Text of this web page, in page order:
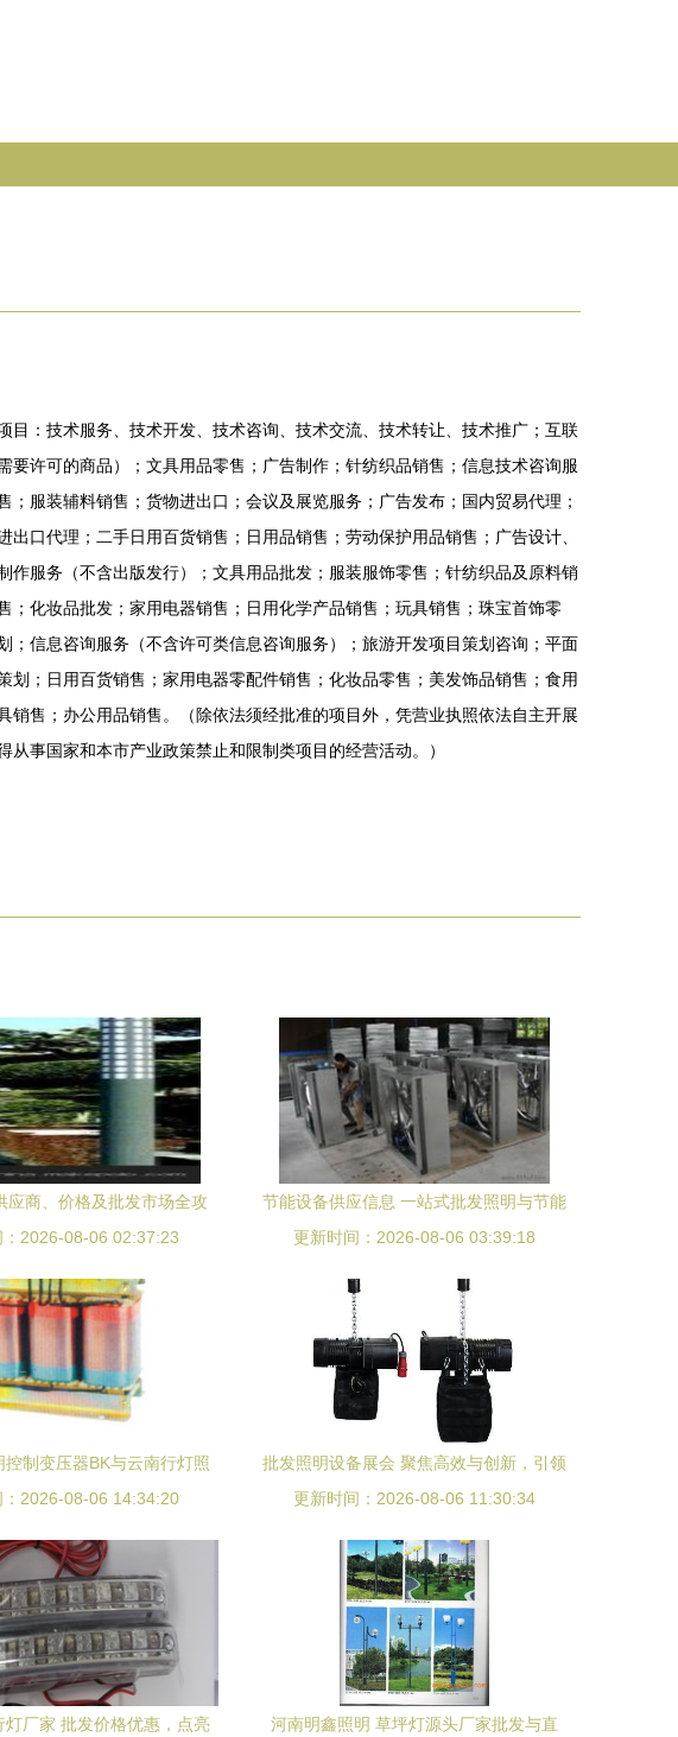
目：技术服务、技术开发、技术咨询、技术交流、技术转让、技术推广；互联
要许可的商品）；文具用品零售；广告制作；针纺织品销售；信息技术咨询服
；服装辅料销售；货物进出口；会议及展览服务；广告发布；国内贸易代理；
出口代理；二手日用百货销售；日用品销售；劳动保护用品销售；广告设计、
作服务（不含出版发行）；文具用品批发；服装服饰零售；针纺织品及原料销
；化妆品批发；家用电器销售；日用化学产品销售；玩具销售；珠宝首饰零
；信息咨询服务（不含许可类信息咨询服务）；旅游开发项目策划咨询；平面
划；日用百货销售；家用电器零配件销售；化妆品零售；美发饰品销售；食用
销售；办公用品销售。（除依法须经批准的项目外，凭营业执照依法自主开展
从事国家和本市产业政策禁止和限制类项目的经营活动。）
应商、价格及批发市场全攻
对渠道，省心又省钱
：2026-08-06 02:37:23
节能设备供应信息 一站式批发照明与节能
产品解决方案
更新时间：2026-08-06 03:39:18
控制变压器BK与云南行灯照
优质选择源于品质保障
：2026-08-06 14:34:20
批发照明设备展会 聚焦高效与创新，引领
行业新趋势
更新时间：2026-08-06 11:30:34
灯厂家 批发价格优惠，点亮
河南明鑫照明 草坪灯源头厂家批发与直